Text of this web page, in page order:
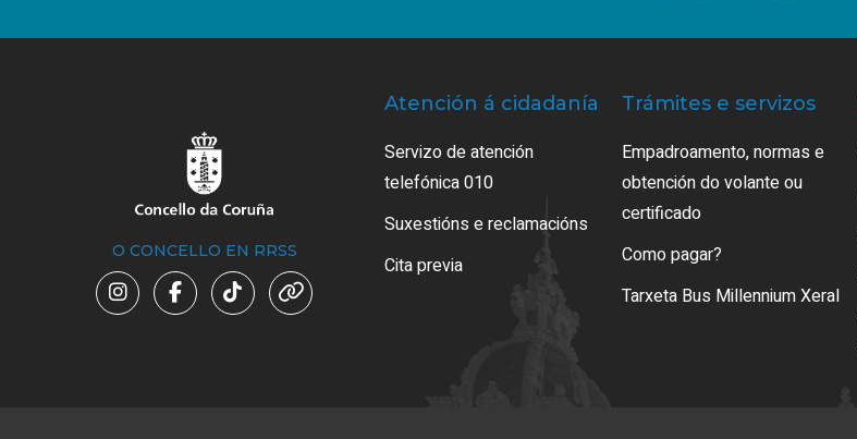
O CONCELLO EN RRSS
Atención á cidadanía
Servizo de atención
telefónica 010
Suxestións e reclamacións
Cita previa
Trámites e servizos
Empadroamento, normas e
obtención do volante ou
certificado
Como pagar?
Tarxeta Bus Millennium Xeral